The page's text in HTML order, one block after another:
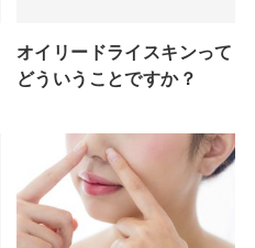
オイリードライスキンって
どういうことですか？